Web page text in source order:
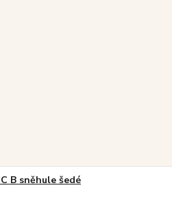
B sněhule šedé